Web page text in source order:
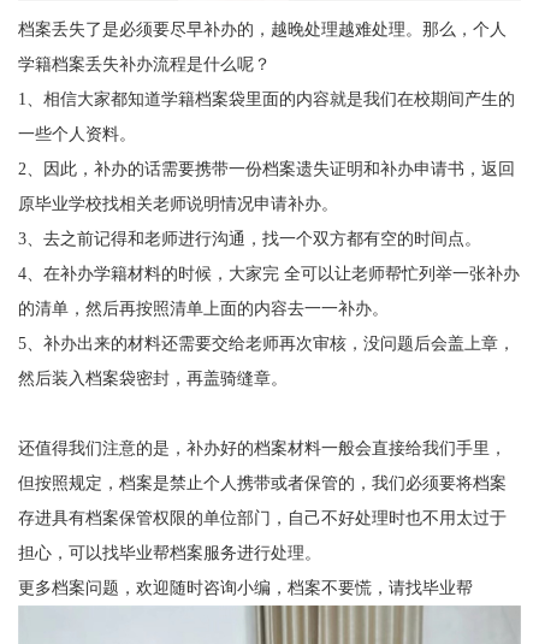
档案丢失了是必须要尽早补办的，越晚处理越难处理。那么，个人
学籍档案丢失补办流程是什么呢？
1、相信大家都知道学籍档案袋里面的内容就是我们在校期间产生的
一些个人资料。
2、因此，补办的话需要携带一份档案遗失证明和补办申请书，返回
原毕业学校找相关老师说明情况申请补办。
3、去之前记得和老师进行沟通，找一个双方都有空的时间点。
4、在补办学籍材料的时候，大家完 全可以让老师帮忙列举一张补办
的清单，然后再按照清单上面的内容去一一补办。
5、补办出来的材料还需要交给老师再次审核，没问题后会盖上章，
然后装入档案袋密封，再盖骑缝章。
还值得我们注意的是，补办好的档案材料一般会直接给我们手里，
但按照规定，档案是禁止个人携带或者保管的，我们必须要将档案
存进具有档案保管权限的单位部门，自己不好处理时也不用太过于
担心，可以找毕业帮档案服务进行处理。
更多档案问题，欢迎随时咨询小编，档案不要慌，请找毕业帮